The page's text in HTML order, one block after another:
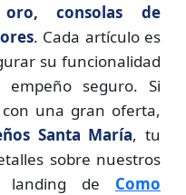
consolas de
. Cada artículo es
su funcionalidad
seguro. Si
con una gran oferta,
Santa María, tu
sobre nuestros
landing de Como